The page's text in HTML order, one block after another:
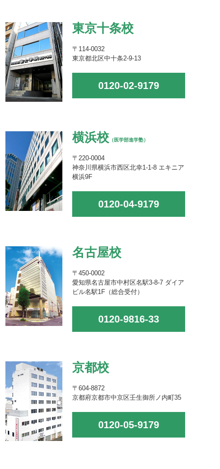
東京十条校
〒114-0032
東京都北区中十条2-9-13
0120-02-9179
横浜校 （医学部進学塾）
〒220-0004
神奈川県横浜市西区北幸1-1-8 エキニア
横浜9F
0120-04-9179
名古屋校
〒450-0002
愛知県名古屋市中村区名駅3-8-7 ダイア
ビル名駅1F（総合受付）
0120-9816-33
京都校
〒604-8872
京都府京都市中京区壬生御所ノ内町35
0120-05-9179